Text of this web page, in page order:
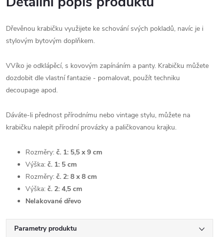
Dřevěnou krabičku využijete ke schování svých pokladů, navíc je i
stylovým bytovým doplňkem.
VVíko je odklápěcí, s kovovým zapínáním a panty. Krabičku můžete
dozdobit dle vlastní fantazie - pomalovat, použít techniku
decoupage apod.
Dáváte-li přednost přírodnímu nebo vintage stylu, můžete na
krabičku nalepit přírodní provázky a paličkovanou krajku.
Rozměry: č. 1: 5,5 x 9 cm
Výška: č. 1: 5 cm
Rozměry: č. 2: 8 x 8 cm
Výška: č. 2: 4,5 cm
Nelakované dřevo
Parametry produktu